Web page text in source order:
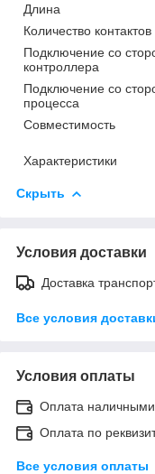
Длина
Количество контактов
Подключение со
контроллера
Подключение со
процесса
Совместимость
Характеристики
Скрыть
Условия доставки
Доставка
Все условия
Условия оплаты
Оплата наличными
Оплата по
Все условия оплаты